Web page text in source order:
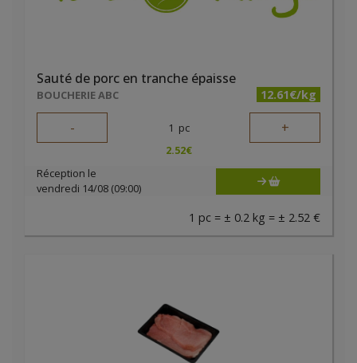
Sauté de porc en tranche épaisse
BOUCHERIE ABC 12.61€/kg
- 1 pc +
2.52€
Réception le
vendredi 14/08 (09:00)
1 pc = ± 0.2 kg = ± 2.52 €